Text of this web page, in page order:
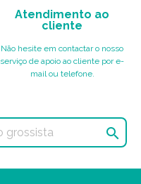
Atendimento ao
cliente
Não hesite em contactar o nosso
serviço de apoio ao cliente por e-
mail ou telefone.
